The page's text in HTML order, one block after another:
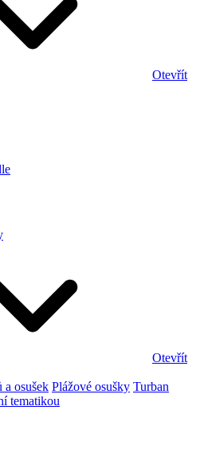
Otevřít
Otevřít
osušek Plážové osušky Turban
tematikou